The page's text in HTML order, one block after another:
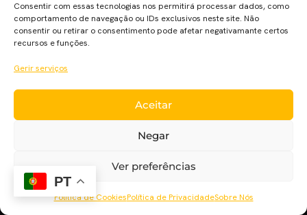
Consentir com essas tecnologias nos permitirá processar dados, como
comportamento de navegação ou IDs exclusivos neste site. Não
consentir ou retirar o consentimento pode afetar negativamante certos
recursos e funções.
Gerir serviços
Aceitar
Negar
Ver preferências
Política de CookiesPolítica de PrivacidadeSobre Nós
Estamos de volta com a 3ª edição do “Sabias que?”, o título
pode ser comprido, mas não se assustem. O que realmente
geralmente comigo, e tenho a certeza que acontece com
muitos de vocês, é quando estamos a ver um filme ou uma
PT